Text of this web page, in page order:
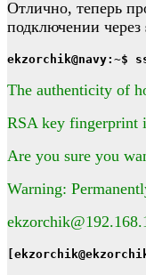
Отлично, теперь
подключении через
ekzorchik@navy:~$
The authenticity of
RSA key fingerprint
Are you sure you
Warning: